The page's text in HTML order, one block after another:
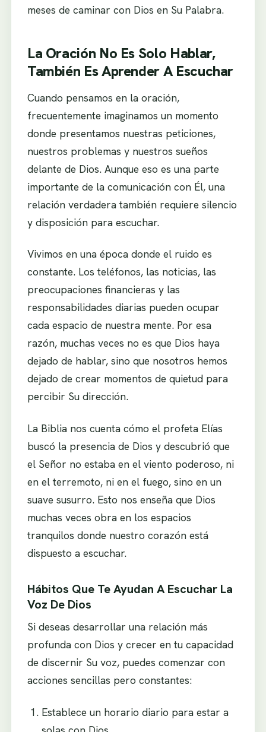
meses de caminar con Dios en Su Palabra.
La Oración No Es Solo Hablar,
También Es Aprender A Escuchar
Cuando pensamos en la oración,
frecuentemente imaginamos un momento
donde presentamos nuestras peticiones,
nuestros problemas y nuestros sueños
delante de Dios. Aunque eso es una parte
importante de la comunicación con Él, una
relación verdadera también requiere silencio
y disposición para escuchar.
Vivimos en una época donde el ruido es
constante. Los teléfonos, las noticias, las
preocupaciones financieras y las
responsabilidades diarias pueden ocupar
cada espacio de nuestra mente. Por esa
razón, muchas veces no es que Dios haya
dejado de hablar, sino que nosotros hemos
dejado de crear momentos de quietud para
percibir Su dirección.
La Biblia nos cuenta cómo el profeta Elías
buscó la presencia de Dios y descubrió que
el Señor no estaba en el viento poderoso, ni
en el terremoto, ni en el fuego, sino en un
suave susurro. Esto nos enseña que Dios
muchas veces obra en los espacios
tranquilos donde nuestro corazón está
dispuesto a escuchar.
Hábitos Que Te Ayudan A Escuchar La
Voz De Dios
Si deseas desarrollar una relación más
profunda con Dios y crecer en tu capacidad
de discernir Su voz, puedes comenzar con
acciones sencillas pero constantes:
Establece un horario diario para estar a